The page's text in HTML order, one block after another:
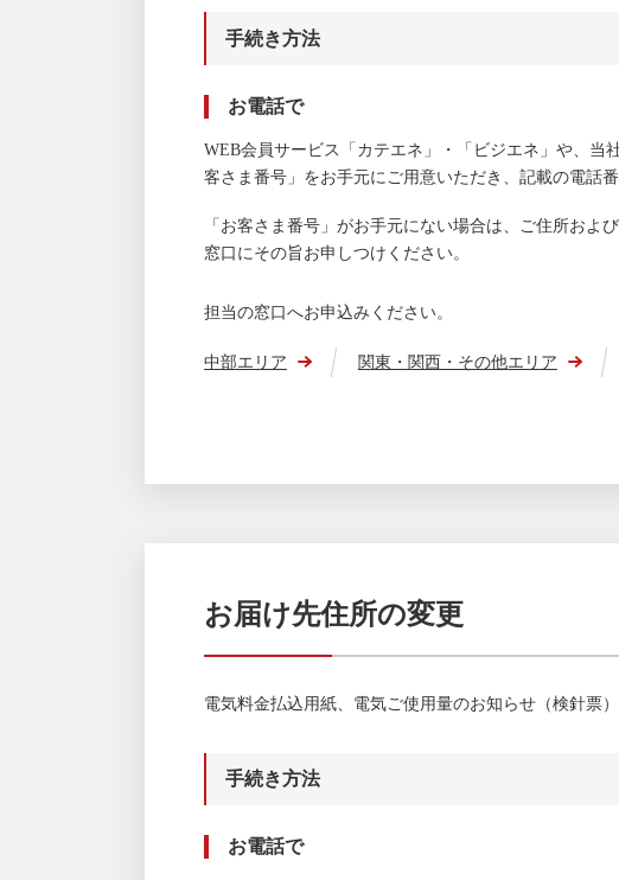
手続き方法
お電話で
WEB会員サービス「カテエネ」・「ビジエネ」や、当
客さま番号」をお手元にご用意いただき、記載の電話
「お客さま番号」がお手元にない場合は、ご住所お
窓口にその旨お申しつけください。
担当の窓口へお申込みください。
中部エリア 関東・関西・その他エリア
お届け先住所の変更
電気料金払込用紙、電気ご使用量のお知らせ（検針票
手続き方法
お電話で